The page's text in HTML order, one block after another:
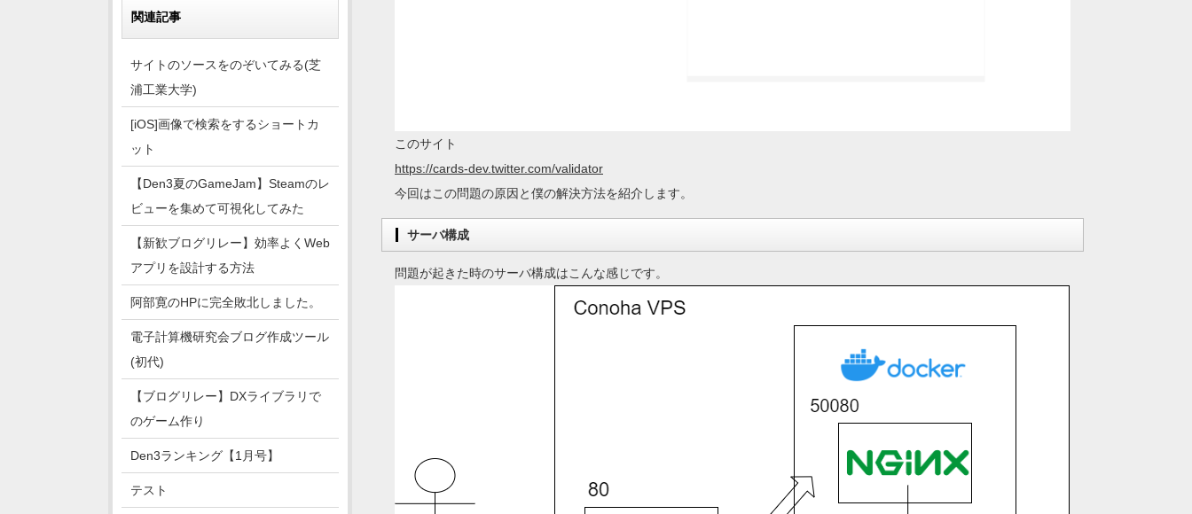
このサイト
https://cards-dev.twitter.com/validator
今回はこの問題の原因と僕の解決方法を紹介します。
サーバ構成
問題が起きた時のサーバ構成はこんな感じです。
関連記事
サイトのソースをのぞいてみる(芝
浦工業大学)
[iOS]画像で検索をするショートカ
ット
【Den3夏のGameJam】Steamのレ
ビューを集めて可視化してみた
【新歓ブログリレー】効率よくWeb
アプリを設計する方法
阿部寛のHPに完全敗北しました。
電子計算機研究会ブログ作成ツール
(初代)
【ブログリレー】DXライブラリで
のゲーム作り
Den3ランキング【1月号】
テスト